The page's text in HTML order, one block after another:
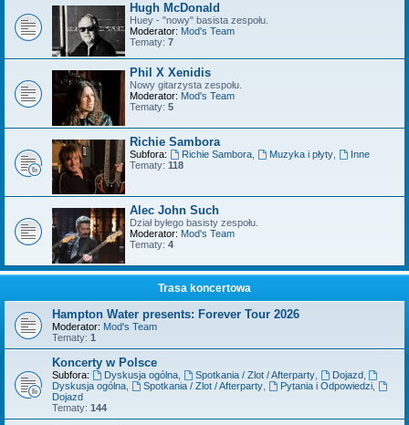
Hugh McDonald
Huey - "nowy" basista zespołu.
Moderator: Mod's Team
Tematy: 7
Phil X Xenidis
Nowy gitarzysta zespołu.
Moderator: Mod's Team
Tematy: 5
Richie Sambora
Subfora: Richie Sambora, Muzyka i płyty,
Inne
Tematy: 118
Alec John Such
Dział byłego basisty zespołu.
Moderator: Mod's Team
Tematy: 4
Trasa koncertowa
Hampton Water presents: Forever Tour 2026
Moderator: Mod's Team
Tematy: 1
Koncerty w Polsce
Subfora: Dyskusja ogólna, Spotkania / Zlot / Afterparty, Dojazd,
Dyskusja ogólna
Spotkania / Zlot / Afterparty, Pytania i Odpowiedzi,
Dojazd
Tematy: 144